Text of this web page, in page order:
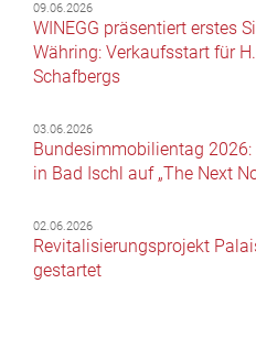
09.06.2026
WINEGG präsentiert erstes
Währing: Verkaufsstart für
Schafbergs
03.06.2026
Bundesimmobilientag
in Bad Ischl auf „The Next
02.06.2026
Revitalisierungsprojekt
gestartet